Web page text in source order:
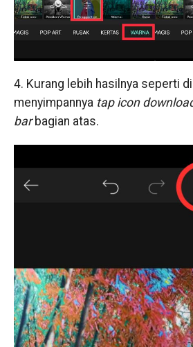
4. Kurang lebih hasilnya seperti
menyimpannya tap icon
barbagian atas.